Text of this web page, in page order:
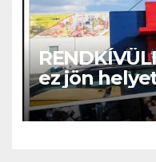
ez jön